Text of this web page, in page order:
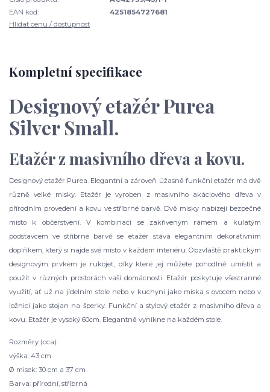
EAN kód:
4251854727681
Hlídat cenu / dostupnost
Kompletní specifikace
Designový etažér Purea
Silver Small.
Etažér z masivního dřeva a kovu.
Designový etažér Purea. Elegantní a zároveň úžasně funkční etažér má dvě
různě velké misky. Etažér je vyroben z masivního akáciového dřeva v
přírodním provedení a kovu ve stříbrné barvě. Dvě misky nabízejí bezpečné
místo k občerstvení. V kombinaci se zakřiveným rámem a kulatým
podstavcem ve stříbrné barvě se etažér stává elegantním dekorativním
doplňkem, který si najde své místo v každém interiéru. Obzvláště praktickým
designovým prvkem je rukojeť, díky které jej můžete pohodlně umístit a
použít v různých prostorách vaší domácnosti. Etažér poskytuje všestranné
využití, ať už na jídelním stole nebo v kuchyni jako miska s ovocem nebo v
ložnici jako stojan na šperky. Funkční a stylový etažér z masivního dřeva a
kovu. Etažér je vysoký 60cm. Elegantně vynikne na každém stole.
Rozměry (cca):
výška: 43 cm
Ø misek: 30 cm a 37 cm
Barva: přírodní, stříbrná